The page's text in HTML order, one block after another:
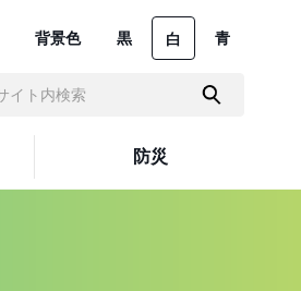
防災
背景色 黒 白 青